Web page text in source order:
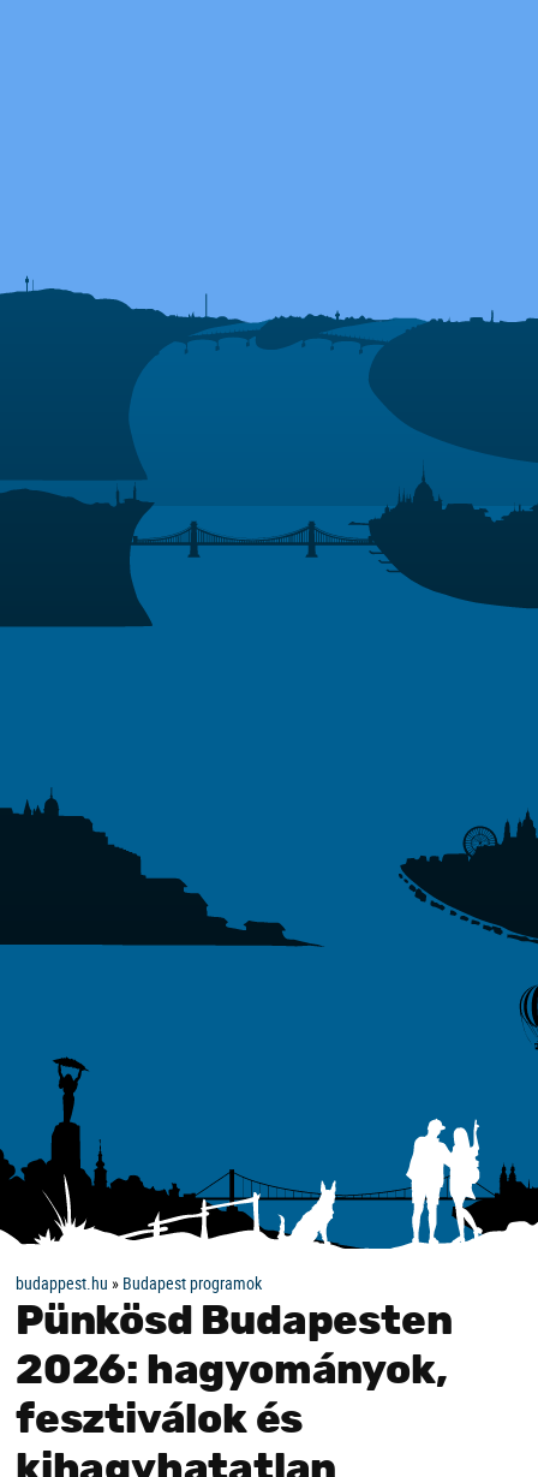
budappest.hu » Budapest programok
Pünkösd Budapesten
2026: hagyományok,
fesztiválok és